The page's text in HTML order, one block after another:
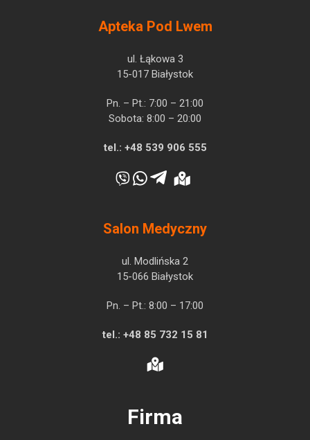
Apteka Pod Lwem
ul. Łąkowa 3
15-017 Białystok
Pn. – Pt.: 7:00 – 21:00
Sobota: 8:00 – 20:00
tel.: +48 539 906 555
Salon Medyczny
ul. Modlińska 2
15-066 Białystok
Pn. – Pt.: 8:00 – 17:00
tel.: +48 85 732 15 81
Firma